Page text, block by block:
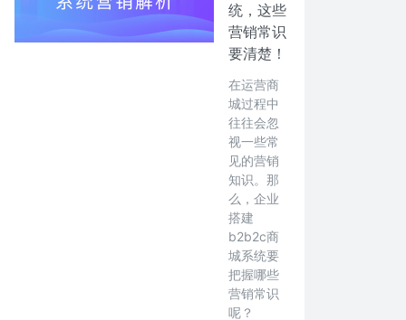
统，这些
营销常识
要清楚！
在运营商
城过程中
往往会忽
视一些常
见的营销
知识。那
么，企业
搭建
b2b2c商
城系统要
把握哪些
营销常识
呢？